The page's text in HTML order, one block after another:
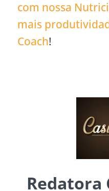
com nossa
mais
Coach!
Redatora